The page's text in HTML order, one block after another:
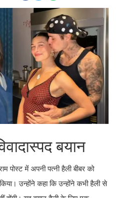
बयान
पोस्ट में अपनी पत्नी हैली बीबर को
उन्होंने कहा कि उन्होंने कभी हैली से